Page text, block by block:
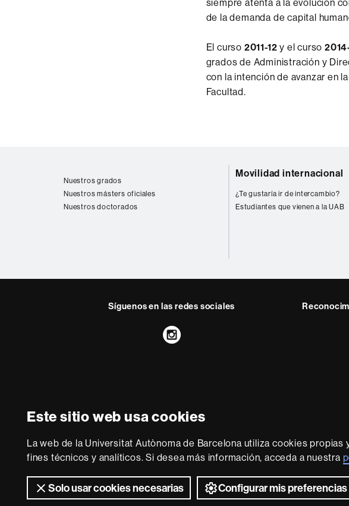
Este sitio web usa cookies
La web de la Universitat Autònoma de Barcelona utiliza cookies propias
fines técnicos y analíticos. Si desea más información, acceda a nuestra
Solo usar cookies necesarias Configurar mis preferencias
siempre atenta a la evolución
de la demanda de capital
El curso 2011-12 y el curso
grados de Administración y
con la intención de avanzar en
Facultad.
Nuestros grados
Nuestros másters oficiales
Nuestros doctorados
Movilidad internacional
¿Te gustaría ir de intercambio?
Estudiantes que vienen a la UAB
Síguenos en las redes sociales
Instagram
Somos una universidad líder que imparte
conocimiento. La UAB es reconocida
2026